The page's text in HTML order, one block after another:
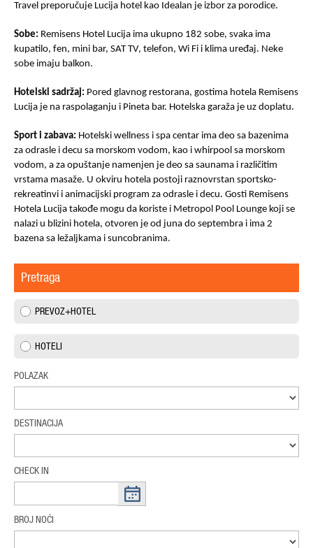
Travel preporučuje Lucija hotel kao Idealan je izbor za porodice.
Sobe: Remisens Hotel Lucija ima ukupno 182 sobe, svaka ima
kupatilo, fen, mini bar, SAT TV, telefon, Wi Fi i klima uređaj. Neke
sobe imaju balkon.
Hotelski sadržaj: Pored glavnog restorana, gostima hotela Remisens
Lucija je na raspolaganju i Pineta bar. Hotelska garaža je uz doplatu.
Sport i zabava: Hotelski wellness i spa centar ima deo sa bazenima
za odrasle i decu sa morskom vodom, kao i whirpool sa morskom
vodom, a za opuštanje namenjen je deo sa saunama i različitim
vrstama masaže. U okviru hotela postoji raznovrstan sportsko-
rekreatinvi i animacijski program za odrasle i decu. Gosti Remisens
Hotela Lucija takođe mogu da koriste i Metropol Pool Lounge koji se
nalazi u blizini hotela, otvoren je od juna do septembra i ima 2
bazena sa ležaljkama i suncobranima.
Pretraga
PREVOZ+HOTEL
HOTELI
POLAZAK
DESTINACIJA
CHECK IN
BROJ NOĆI